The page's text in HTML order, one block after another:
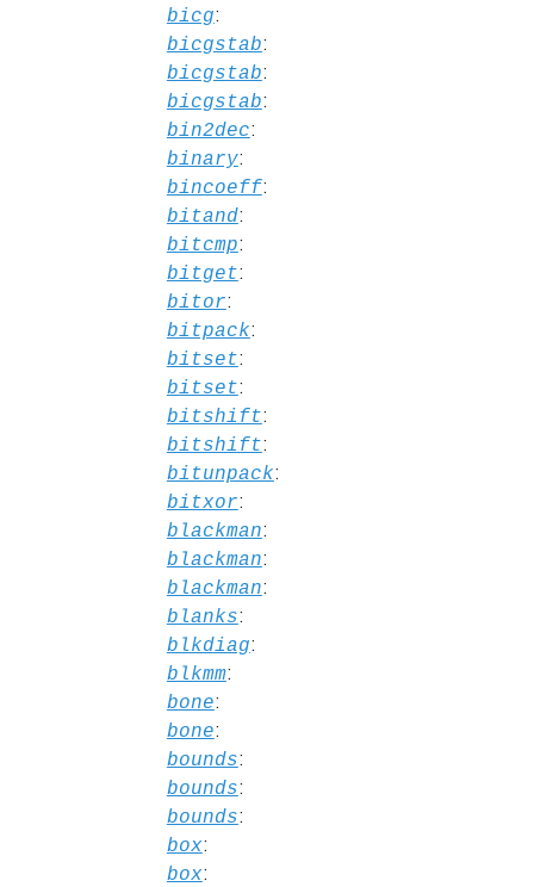
bicg:
bicgstab:
bicgstab:
bicgstab:
bin2dec:
binary:
bincoeff:
bitand:
bitcmp:
bitget:
bitor:
bitpack:
bitset:
bitset:
bitshift:
bitshift:
bitunpack:
bitxor:
blackman:
blackman:
blackman:
blanks:
blkdiag:
blkmm:
bone:
bone:
bounds:
bounds:
bounds:
box:
box: